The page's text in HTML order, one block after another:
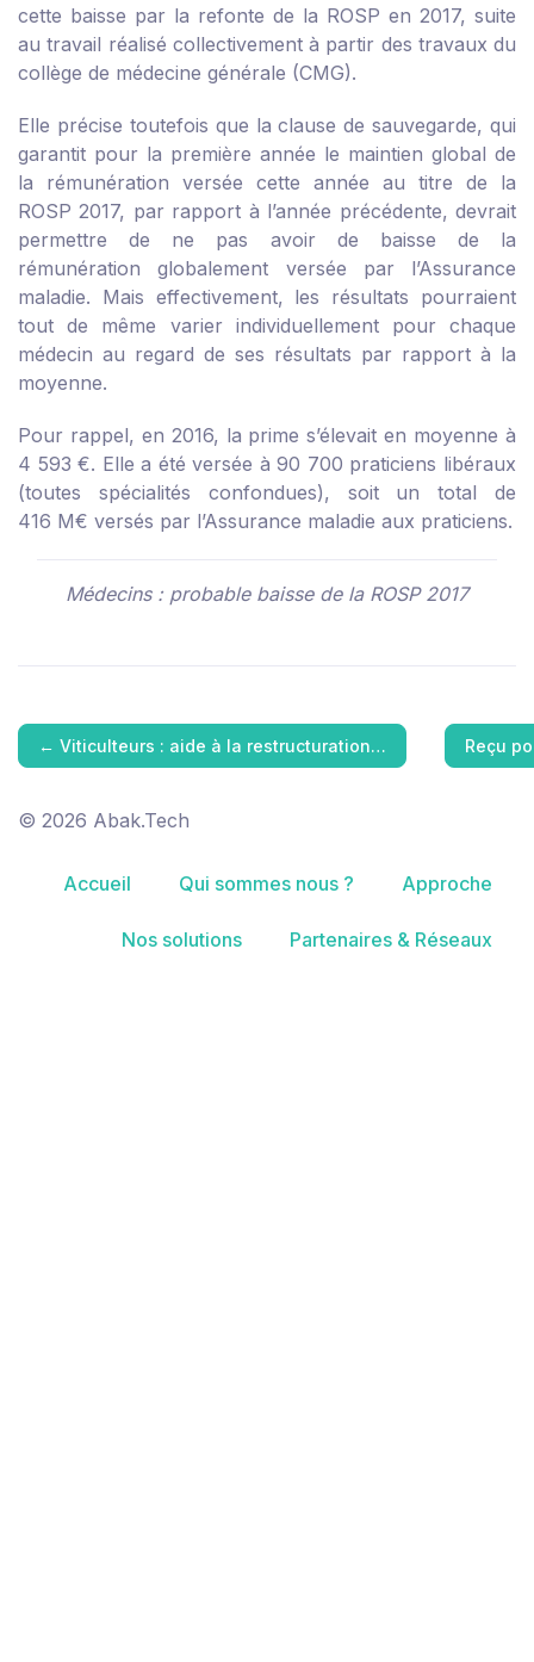
cette baisse par la refonte de la ROSP en 2017, suite
au travail réalisé collectivement à partir des travaux du
collège de médecine générale (CMG).
Elle précise toutefois que la clause de sauvegarde, qui
garantit pour la première année le maintien global de
la rémunération versée cette année au titre de la
ROSP 2017, par rapport à l’année précédente, devrait
permettre de ne pas avoir de baisse de la
rémunération globalement versée par l’Assurance
maladie. Mais effectivement, les résultats pourraient
tout de même varier individuellement pour chaque
médecin au regard de ses résultats par rapport à la
moyenne.
Pour rappel, en 2016, la prime s’élevait en moyenne à
4 593 €. Elle a été versée à 90 700 praticiens libéraux
(toutes spécialités confondues), soit un total de
416 M€ versés par l’Assurance maladie aux praticiens.
Médecins : probable baisse de la ROSP 2017
← Viticulteurs : aide à la restructuration… Reçu
© 2026 Abak.Tech
Accueil Qui sommes nous ? Approche
Nos solutions Partenaires & Réseaux